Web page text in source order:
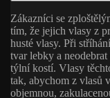
Zákazníci se
tím, že jejich vlasy z
husté vlasy. Při
tvar lebky a
týlní kostí. Vlasy
tak, abychom z vlasů
objemnou,